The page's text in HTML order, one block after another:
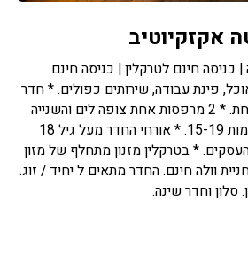
אקזקיוטיב
| כניסה חינם לטרקלין | כניסה חינם
פינת עבודה, שירותים כפולים. * חדר
רחצה עם אמבטיה ומקלחת. * 2 מרפסות אחת צופה לים והשנייה
פונה לעיר. * ממוקם בקומות 15-19. * אורחי החדר מעל גיל 18
* בטרקלין מזנון מתחלף של מזון
וולה חינם. החדר מתאים ל יחיד / זוג.
סלון וחדר שינה.